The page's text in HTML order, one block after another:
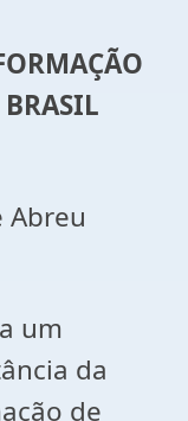
Abreu
um
da
de